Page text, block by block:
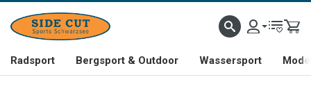
Radsport Bergsport & Outdoor Wassersport